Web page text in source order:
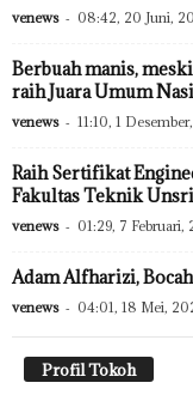
venews - 08:42, 20 Juni,
Berbuah manis,
raih Juara Umum
venews - 11:10, 1
Raih Sertifikat
Fakultas Teknik Unsri
venews - 01:29, 7 Februari,
Adam Alfharizi,
venews - 04:01, 18 Mei,
Profil Tokoh